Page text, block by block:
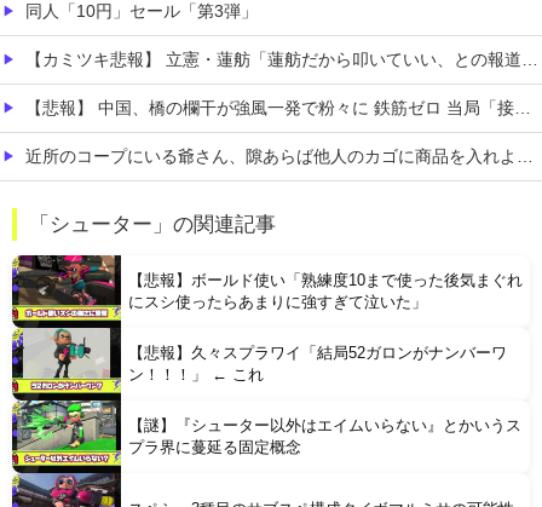
同人「10円」セール「第3弾」
【カミツキ悲報】 立憲・蓮舫「蓮舫だから叩いていい、との報道に何度も向き合ってきました」→ツッコミ殺到
【悲報】 中国、橋の欄干が強風一発で粉々に 鉄筋ゼロ 当局「接着剤でくっつけただけ」「正常で、品質問題はない」
近所のコープにいる爺さん、隙あらば他人のカゴに商品を入れようとする
【驚愕】 インドネシア、[ドラえもんが16人発見されるｗｗｗｗｗｗｗｗｗ
Powered by livedoor 相互RSS
「シューター」の関連記事
【悲報】ボールド使い「熟練度10まで使った後気まぐれ
にスシ使ったらあまりに強すぎて泣いた」
【悲報】久々スプラワイ「結局52ガロンがナンバーワ
ン！！！」 ← これ
【謎】『シューター以外はエイムいらない』とかいうス
プラ界に蔓延る固定概念